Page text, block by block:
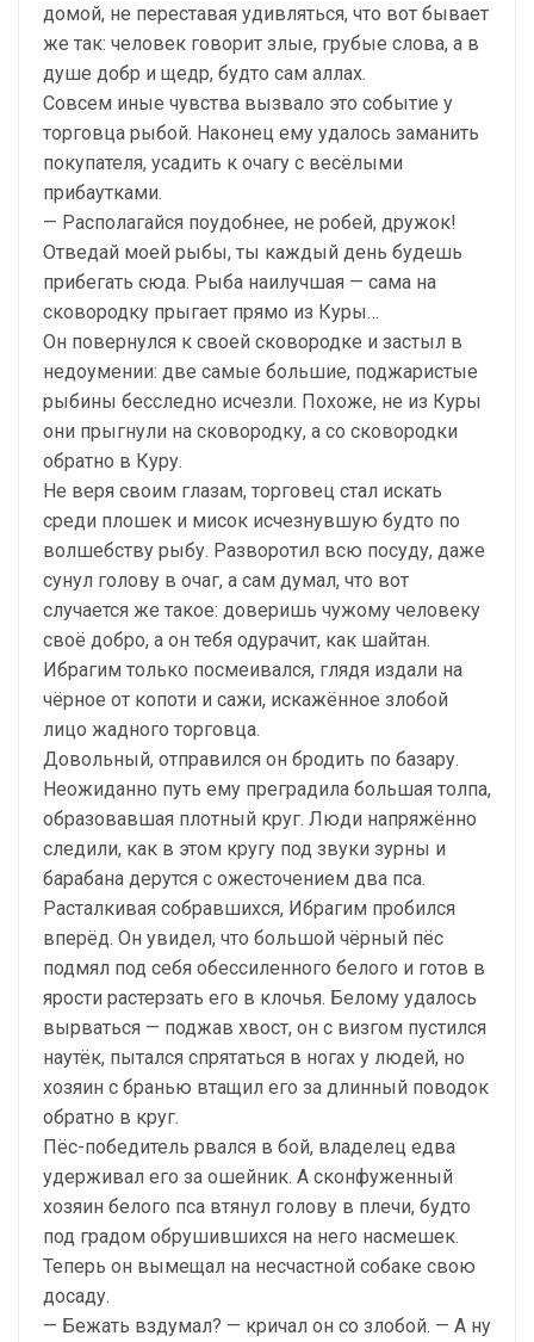
домой, не переставая удивляться, что вот бывает
же так: человек говорит злые, грубые слова, а в
душе добр и щедр, будто сам аллах.
Совсем иные чувства вызвало это событие у
торговца рыбой. Наконец ему удалось заманить
покупателя, усадить к очагу с весёлыми
прибаутками.
— Располагайся поудобнее, не робей, дружок!
Отведай моей рыбы, ты каждый день будешь
прибегать сюда. Рыба наилучшая — сама на
сковородку прыгает прямо из Куры…
Он повернулся к своей сковородке и застыл в
недоумении: две самые большие, поджаристые
рыбины бесследно исчезли. Похоже, не из Куры
они прыгнули на сковородку, а со сковородки
обратно в Куру.
Не веря своим глазам, торговец стал искать
среди плошек и мисок исчезнувшую будто по
волшебству рыбу. Разворотил всю посуду, даже
сунул голову в очаг, а сам думал, что вот
случается же такое: доверишь чужому человеку
своё добро, а он тебя одурачит, как шайтан.
Ибрагим только посмеивался, глядя издали на
чёрное от копоти и сажи, искажённое злобой
лицо жадного торговца.
Довольный, отправился он бродить по базару.
Неожиданно путь ему преградила большая толпа,
образовавшая плотный круг. Люди напряжённо
следили, как в этом кругу под звуки зурны и
барабана дерутся с ожесточением два пса.
Расталкивая собравшихся, Ибрагим пробился
вперёд. Он увидел, что большой чёрный пёс
подмял под себя обессиленного белого и готов в
ярости растерзать его в клочья. Белому удалось
вырваться — поджав хвост, он с визгом пустился
наутёк, пытался спрятаться в ногах у людей, но
хозяин с бранью втащил его за длинный поводок
обратно в круг.
Пёс-победитель рвался в бой, владелец едва
удерживал его за ошейник. А сконфуженный
хозяин белого пса втянул голову в плечи, будто
под градом обрушившихся на него насмешек.
Теперь он вымещал на несчастной собаке свою
досаду.
— Бежать вздумал? — кричал он со злобой. — А ну